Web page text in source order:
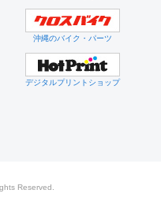
沖縄のバイク・パーツ
デジタルプリントショップ
Reserved.